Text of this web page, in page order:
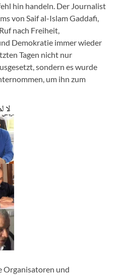
hin handeln. Der Journalist
von Saif al-Islam Gaddafi,
nach Freiheit,
Demokratie immer wieder
Tagen nicht nur
sondern es wurde
um ihn zum
Organisatoren und